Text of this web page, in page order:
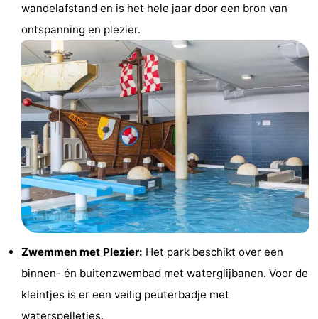
Steden
Sporten
Zwembaden
Fietsen
Wandelen
Paardrijden
Golfbanen
drinken
Evenementen
Praktisch
wandelafstand en is het hele jaar door een bron van
ontspanning en plezier.
Zwemmen met Plezier: Het park beschikt over een
binnen- én buitenzwembad met waterglijbanen. Voor de
kleintjes is er een veilig peuterbadje met
waterspelletjes.